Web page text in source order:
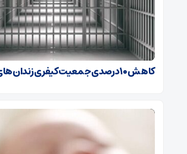
کاهش ۱۰ درصدی جمعیت کیفری زندان‌های بوشهر